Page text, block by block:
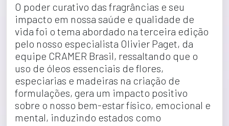
O poder curativo das fragrâncias e seu
impacto em nossa saúde e qualidade de
vida foi o tema abordado na terceira edição
pelo nosso especialista Olivier Paget, da
equipe CRAMER Brasil, ressaltando que o
uso de óleos essenciais de flores,
especiarias e madeiras na criação de
formulações, gera um impacto positivo
sobre o nosso bem-estar físico, emocional e
mental, induzindo estados como